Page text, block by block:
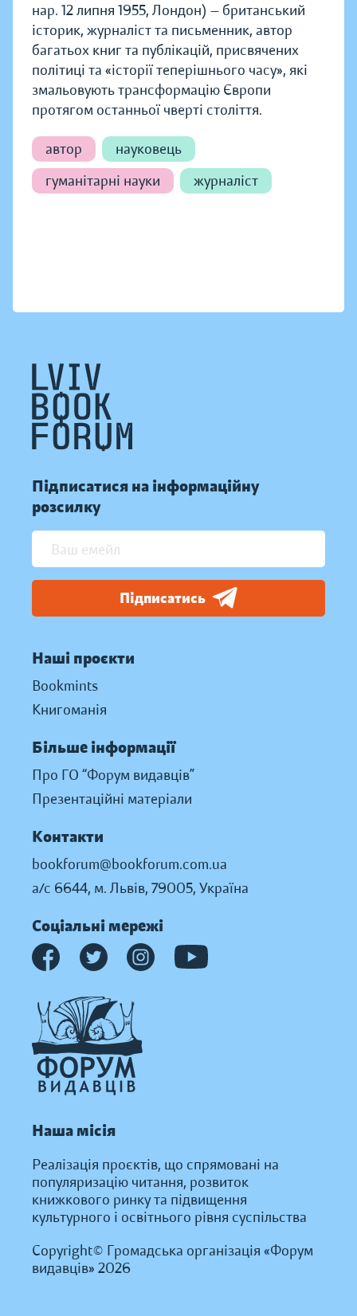
нар. 12 липня 1955, Лондон) — британський
історик, журналіст та письменник, автор
багатьох книг та публікацій, присвячених
політиці та «історії теперішнього часу», які
змальовують трансформацію Європи
протягом останньої чверті століття.
автор
науковець
гуманітарні науки
журналіст
Підписатися на інформаційну
розсилку
Підписатись
Наші проєкти
Bookmints
Книгоманія
Більше інформації
Про ГО “Форум видавців”
Презентаційні матеріали
Контакти
bookforum@bookforum.com.ua
а/с 6644, м. Львів, 79005, Україна
Соціальні мережі
Наша місія
Реалізація проєктів, що спрямовані на
популяризацію читання, розвиток
книжкового ринку та підвищення
культурного і освітнього рівня суспільства
Copyright© Громадська організація «Форум
видавців» 2026